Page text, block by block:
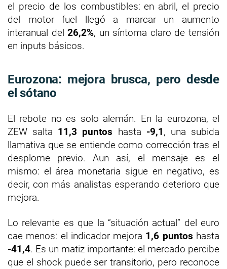
el precio de los combustibles: en abril, el precio
del motor fuel llegó a marcar un aumento
interanual del26,2%, un síntoma claro de tensión
en inputs básicos.
Eurozona: mejora brusca, pero desde
el sótano
El rebote no es solo alemán. En la eurozona, el
ZEW salta 11,3 puntos hasta -9,1, una subida
llamativa que se entiende como corrección tras el
desplome previo. Aun así, el mensaje es el
mismo: el área monetaria sigue en negativo, es
decir, con más analistas esperando deterioro que
mejora.
Lo relevante es que la “situación actual” del euro
cae menos: el indicador mejora 1,6 puntos hasta
-41,4. Es un matiz importante: el mercado percibe
que el shock puede ser transitorio, pero reconoce